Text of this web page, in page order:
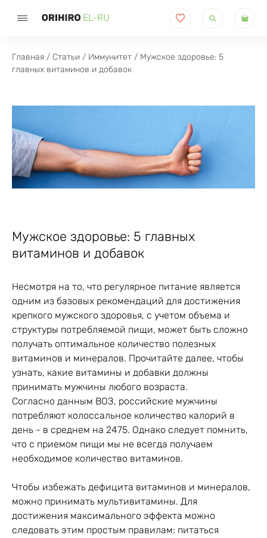
товаров
Главная / Статьи / Иммунитет / Мужское здоровье: 5
главных витаминов и добавок
Мужское здоровье: 5 главных
витаминов и добавок
Несмотря на то, что регулярное питание является
одним из базовых рекомендаций для достижения
крепкого мужского здоровья, с учетом объема и
структуры потребляемой пищи, может быть сложно
получать оптимальное количество полезных
витаминов и минералов. Прочитайте далее, чтобы
узнать, какие витамины и добавки должны
принимать мужчины любого возраста.
Согласно данным ВОЗ, российские мужчины
потребляют колоссальное количество калорий в
день - в среднем на 2475. Однако следует помнить,
что с приемом пищи мы не всегда получаем
необходимое количество витаминов.
Чтобы избежать дефицита витаминов и минералов,
можно принимать мультивитамины. Для
достижения максимального эффекта можно
следовать этим простым правилам: питаться